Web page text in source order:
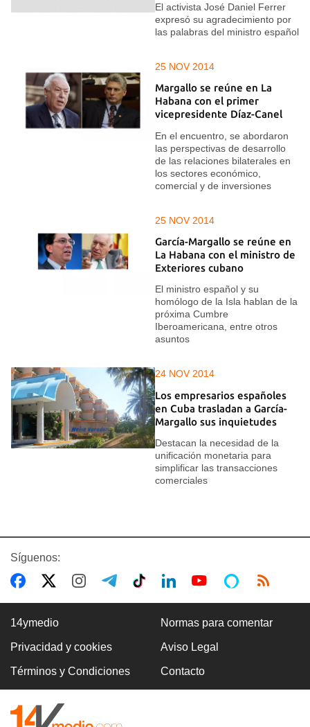
El activista José Daniel Ferrer
expresó su agradecimiento por
las palabras del ministro español
25 NOV 2014
Margallo se reúne en La
Habana con el primer
vicepresidente Díaz-Canel
En el encuentro, se abordaron
las perspectivas de desarrollo
de las relaciones bilaterales en
los sectores económico,
comercial y de inversiones
25 NOV 2014
García-Margallo se reúne en
La Habana con el ministro de
Exteriores cubano
El ministro español y su
homólogo de la Isla hablan de la
próxima Cumbre
Iberoamericana, entre otros
asuntos
24 NOV 2014
Los empresarios españoles
en Cuba trasladan a García-
Margallo sus inquietudes
Destacan la necesidad de la
unificación monetaria para
simplificar las transacciones
comerciales
Síguenos:
14ymedio Normas para comentar
Privacidad y cookies Aviso Legal
Términos y Condiciones Contacto